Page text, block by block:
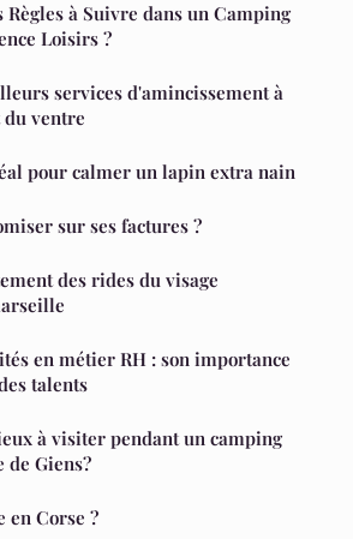
Règles à Suivre dans un Camping
Loisirs ?
services d'amincissement à
ventre
pour calmer un lapin extra nain
sur ses factures ?
des rides du visage
en métier RH : son importance
talents
à visiter pendant un camping
Giens?
en Corse ?